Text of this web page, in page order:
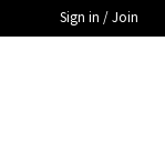
Sign in / Join